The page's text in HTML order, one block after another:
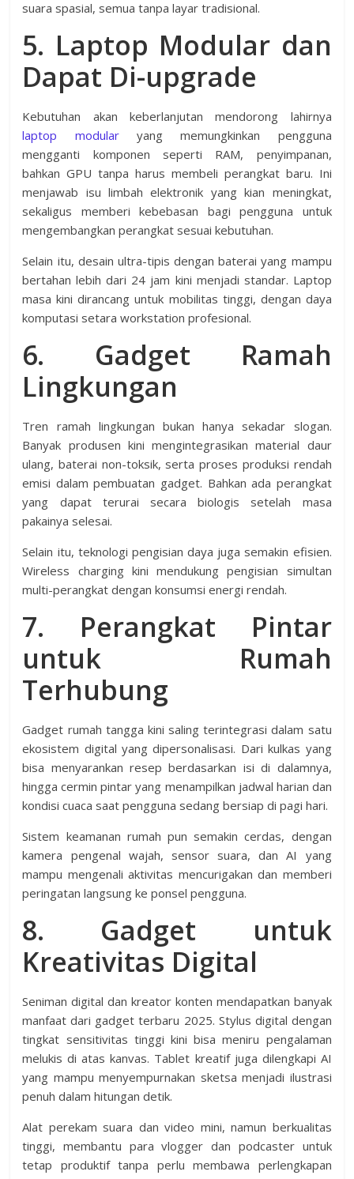
suara spasial, semua tanpa layar tradisional.
5. Laptop Modular dan
Dapat Di-upgrade
Kebutuhan akan keberlanjutan mendorong lahirnya
laptop modularyang memungkinkan pengguna
mengganti komponen seperti RAM, penyimpanan,
bahkan GPU tanpa harus membeli perangkat baru. Ini
menjawab isu limbah elektronik yang kian meningkat,
sekaligus memberi kebebasan bagi pengguna untuk
mengembangkan perangkat sesuai kebutuhan.
Selain itu, desain ultra-tipis dengan baterai yang mampu
bertahan lebih dari 24 jam kini menjadi standar. Laptop
masa kini dirancang untuk mobilitas tinggi, dengan daya
komputasi setara workstation profesional.
6. Gadget Ramah
Lingkungan
Tren ramah lingkungan bukan hanya sekadar slogan.
Banyak produsen kini mengintegrasikan material daur
ulang, baterai non-toksik, serta proses produksi rendah
emisi dalam pembuatan gadget. Bahkan ada perangkat
yang dapat terurai secara biologis setelah masa
pakainya selesai.
Selain itu, teknologi pengisian daya juga semakin efisien.
Wireless charging kini mendukung pengisian simultan
multi-perangkat dengan konsumsi energi rendah.
7. Perangkat Pintar
untuk Rumah
Terhubung
Gadget rumah tangga kini saling terintegrasi dalam satu
ekosistem digital yang dipersonalisasi. Dari kulkas yang
bisa menyarankan resep berdasarkan isi di dalamnya,
hingga cermin pintar yang menampilkan jadwal harian dan
kondisi cuaca saat pengguna sedang bersiap di pagi hari.
Sistem keamanan rumah pun semakin cerdas, dengan
kamera pengenal wajah, sensor suara, dan AI yang
mampu mengenali aktivitas mencurigakan dan memberi
peringatan langsung ke ponsel pengguna.
8. Gadget untuk
Kreativitas Digital
Seniman digital dan kreator konten mendapatkan banyak
manfaat dari gadget terbaru 2025. Stylus digital dengan
tingkat sensitivitas tinggi kini bisa meniru pengalaman
melukis di atas kanvas. Tablet kreatif juga dilengkapi AI
yang mampu menyempurnakan sketsa menjadi ilustrasi
penuh dalam hitungan detik.
Alat perekam suara dan video mini, namun berkualitas
tinggi, membantu para vlogger dan podcaster untuk
tetap produktif tanpa perlu membawa perlengkapan